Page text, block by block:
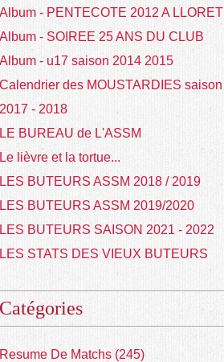
Album - PENTECOTE 2012 A LLORET
Album - SOIREE 25 ANS DU CLUB
Album - u17 saison 2014 2015
Calendrier des MOUSTARDIES saison
2017 - 2018
LE BUREAU de L'ASSM
Le lièvre et la tortue...
LES BUTEURS ASSM 2018 / 2019
LES BUTEURS ASSM 2019/2020
LES BUTEURS SAISON 2021 - 2022
LES STATS DES VIEUX BUTEURS
Catégories
Resume De Matchs (245)